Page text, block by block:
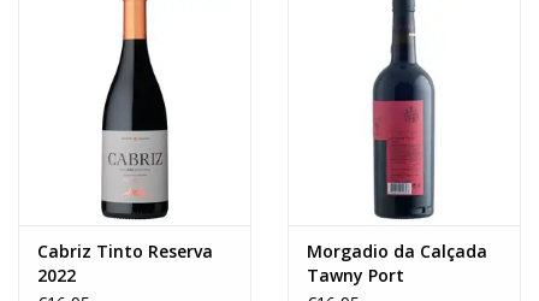
Cabriz Tinto Reserva
2022
Morgadio da Calçada
Tawny Port